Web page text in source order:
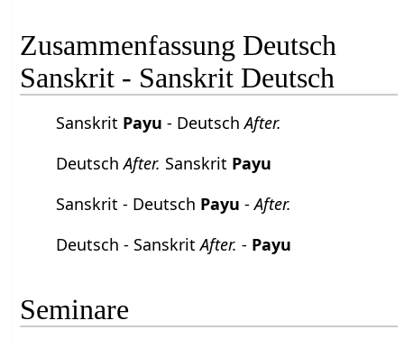
Zusammenfassung Deutsch
Sanskrit - Sanskrit Deutsch
Sanskrit Payu - DeutschAfter.
DeutschAfter. Sanskrit Payu
Sanskrit - Deutsch Payu -After.
Deutsch - SanskritAfter. - Payu
Seminare